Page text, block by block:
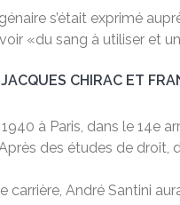
s’était exprimé
«du sang à utiliser et
CHIRAC ET
à Paris, dans le 14e
des études de droit,
carrière, André Santini